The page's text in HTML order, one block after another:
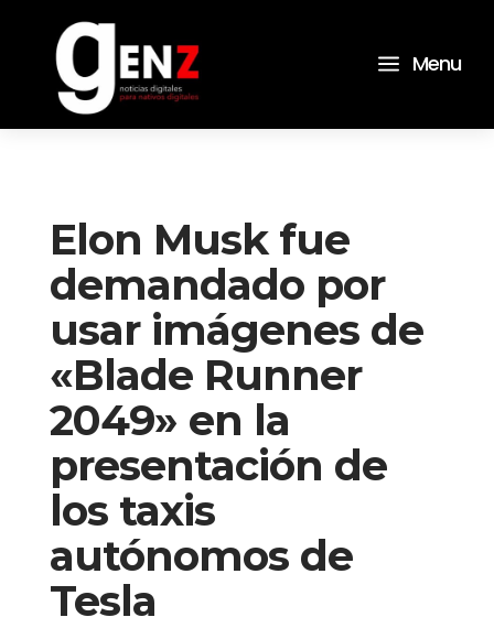
a Menu
Elon Musk fue
demandado por
usar imágenes de
«Blade Runner
2049» en la
presentación de
los taxis
autónomos de
Tesla